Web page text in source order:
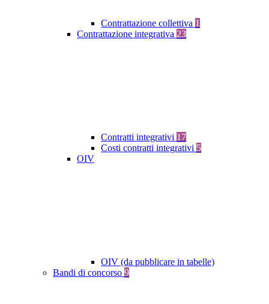
Contrattazione collettiva 1
Contrattazione integrativa 23
Contratti integrativi 17
Costi contratti integrativi 5
OIV
OIV (da pubblicare in tabelle)
Bandi di concorso 9